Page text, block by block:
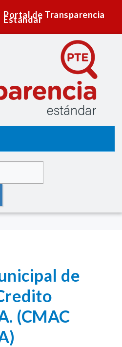
Portal de Transparencia
Estándar
de
(CMAC